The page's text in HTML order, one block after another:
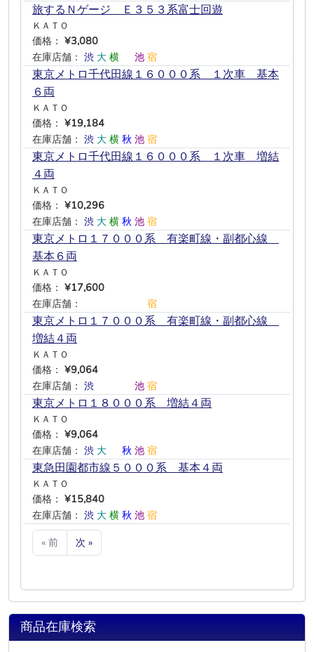
旅するＮゲージ Ｅ３５３系富士回遊
ＫＡＴＯ
価格： ¥3,080
在庫店舗： 渋 大 横 池 宿
東京メトロ千代田線１６０００系 １次車 基本
６両
ＫＡＴＯ
価格： ¥19,184
在庫店舗： 渋 大 横 秋 池 宿
東京メトロ千代田線１６０００系 １次車 増結
４両
ＫＡＴＯ
価格： ¥10,296
在庫店舗： 渋 大 横 秋 池 宿
東京メトロ１７０００系 有楽町線・副都心線
基本６両
ＫＡＴＯ
価格： ¥17,600
在庫店舗：
宿
東京メトロ１７０００系 有楽町線・副都心線
増結４両
ＫＡＴＯ
価格： ¥9,064
在庫店舗： 渋 池 宿
東京メトロ１８０００系 増結４両
ＫＡＴＯ
価格： ¥9,064
在庫店舗： 渋 大 秋 池 宿
東急田園都市線５０００系 基本４両
ＫＡＴＯ
価格： ¥15,840
在庫店舗： 渋 大 横 秋 池 宿
« 前
次 »
商品在庫検索